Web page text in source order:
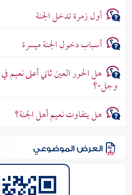
أول زمرة تدخل الجنة
أسباب دخول الجنة ميسرة
هل الحور العين ثاني أعلى نعيم
وجل-؟
هل يتفاوت نعيم أهل الجنة؟
العرض الموضوعي